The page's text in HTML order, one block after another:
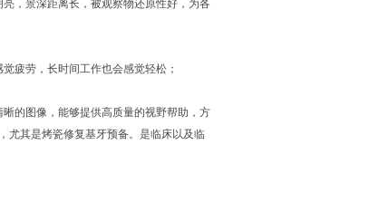
，景深距离长，被观察物还原性好，为各
疲劳，长时间工作也会感觉轻松；
的图像，能够提供高质量的视野帮助，方
尤其是烤瓷修复基牙预备。是临床以及临